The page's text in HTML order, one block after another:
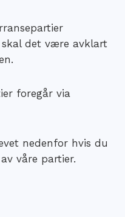
det være avklart
foregår via
nedenfor hvis du
våre partier.